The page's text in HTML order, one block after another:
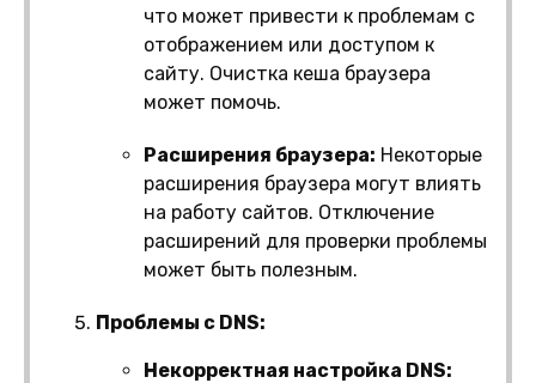
что может привести к проблемам с
отображением или доступом к
сайту. Очистка кеша браузера
может помочь.
Расширения браузера: Некоторые
расширения браузера могут влиять
на работу сайтов. Отключение
расширений для проверки проблемы
может быть полезным.
Проблемы с DNS:
Некорректная настройка DNS: